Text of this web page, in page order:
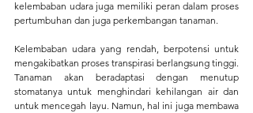
kelembaban udara juga memiliki peran dalam proses
pertumbuhan dan juga perkembangan tanaman.
Kelembaban udara yang rendah, berpotensi untuk
mengakibatkan proses transpirasi berlangsung tinggi.
Tanaman akan beradaptasi dengan menutup
stomatanya untuk menghindari kehilangan air dan
untuk mencegah layu. Namun, hal ini juga membawa